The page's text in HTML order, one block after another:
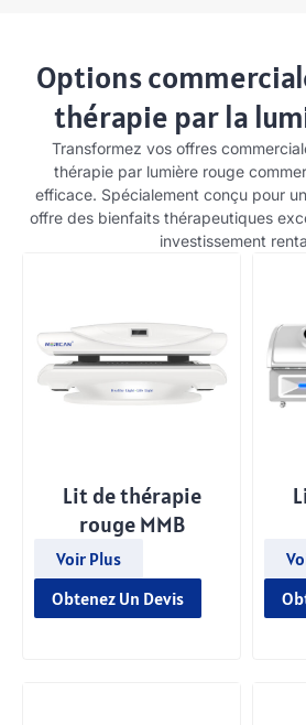
Options
thérapie par la
Transformez vos offres
thérapie par lumière rouge
efficace. Spécialement conçu pour
offre des bienfaits thérapeutiques
investissement
Lit de thérapie
rouge MMB
Voir Plus
Obtenez Un Devis